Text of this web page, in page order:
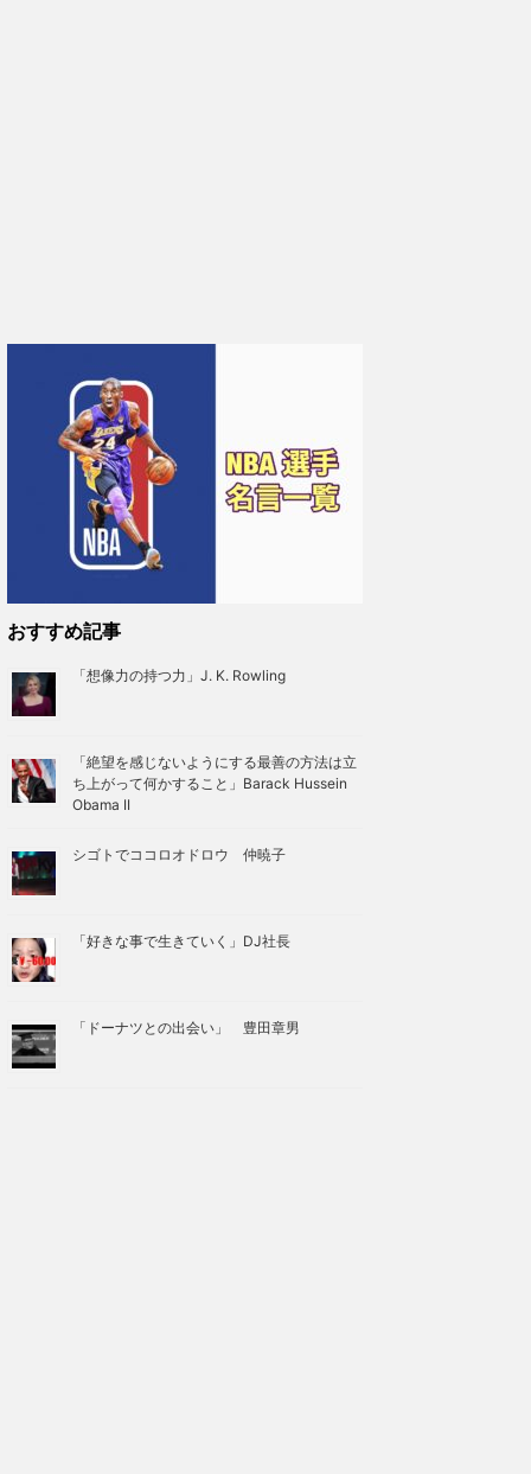
おすすめ記事
「想像力の持つ力」J. K. Rowling
「絶望を感じないようにする最善の方法は立
ち上がって何かすること」Barack Hussein
Obama II
シゴトでココロオドロウ 仲暁子
「好きな事で生きていく」DJ社長
「ドーナツとの出会い」 豊田章男